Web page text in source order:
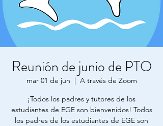
Reunión de junio de PTO
mar 01 de jun
  |
A través de Zoom
¡Todos los padres y tutores de los
estudiantes de EGE son bienvenidos! Todos
los padres de los estudiantes de EGE son